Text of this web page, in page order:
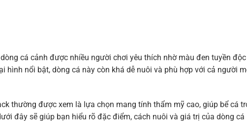
cá cảnh được nhiều người chơi yêu thích nhờ màu đen tuyền độc
hình nổi bật, dòng cá này còn khá dễ nuôi và phù hợp với cả người
thường được xem là lựa chọn mang tính thẩm mỹ cao, giúp bể cá
đây sẽ giúp bạn hiểu rõ đặc điểm, cách nuôi và giá trị của dòng cá